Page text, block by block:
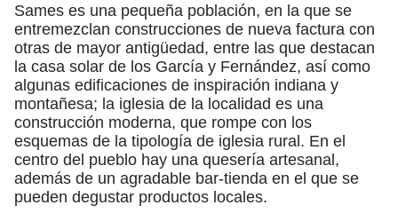
Sames es una pequeña población, en la que se
entremezclan construcciones de nueva factura con
otras de mayor antigüedad, entre las que destacan
la casa solar de los García y Fernández, así como
algunas edificaciones de inspiración indiana y
montañesa; la iglesia de la localidad es una
construcción moderna, que rompe con los
esquemas de la tipología de iglesia rural. En el
centro del pueblo hay una quesería artesanal,
además de un agradable bar-tienda en el que se
pueden degustar productos locales.